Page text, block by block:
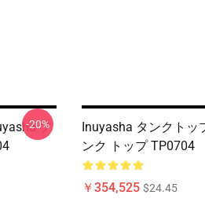
フ
-20%
Inuyasha タンクトッ
ンク トップ TP0704
￥354,525 $24.45